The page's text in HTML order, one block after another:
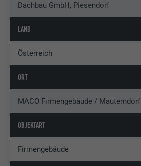
Dachbau GmbH, Piesendorf
LAND
Österreich
ORT
MACO Firmengebäude / Mauterndorf
OBJEKTART
Firmengebäude